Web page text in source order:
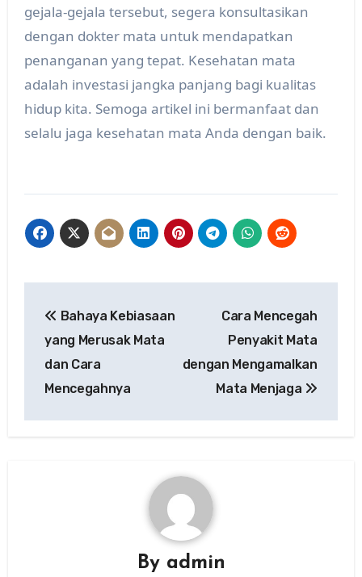
gejala-gejala tersebut, segera konsultasikan
dengan dokter mata untuk mendapatkan
penanganan yang tepat. Kesehatan mata
adalah investasi jangka panjang bagi kualitas
hidup kita. Semoga artikel ini bermanfaat dan
selalu jaga kesehatan mata Anda dengan baik.
navigation
Bahaya Kebiasaan
yang Merusak Mata
dan Cara
Mencegahnya
Cara Mencegah
Penyakit Mata
dengan Mengamalkan
Mata Menjaga
By admin